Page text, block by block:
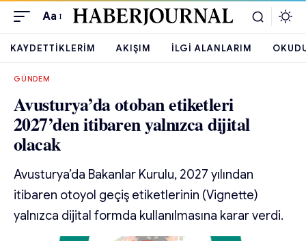
Aa
KAYDETTIKLERIM AKIŞIM İLGI ALANLARIM
GÜNDEM
Avusturya’da otoban etiketleri
2027’den itibaren yalnızca dijital
olacak
Avusturya’da Bakanlar Kurulu, 2027 yılından
itibaren otoyol geçiş etiketlerinin (Vignette)
yalnızca dijital formda kullanılmasına karar verdi.